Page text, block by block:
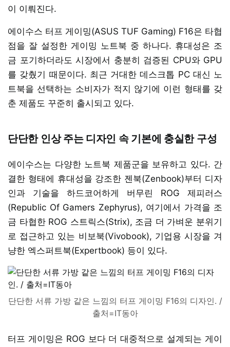
이 이뤄진다.
에이수스 터프 게이밍(ASUS TUF Gaming) F16은 타협
점을 잘 설정한 게이밍 노트북 중 하나다. 휴대성은 조
금 포기하더라도 시장에서 충분히 검증된 CPU와 GPU
를 갖췄기 때문이다. 최근 거대한 데스크톱 PC 대신 노
트북을 선택하는 소비자가 적지 않기에 이런 형태를 갖
춘 제품도 꾸준히 출시되고 있다.
단단한 인상 주는 디자인 속 기본에 충실한 구성
에이수스는 다양한 노트북 제품군을 보유하고 있다. 간
결한 형태에 휴대성을 강조한 젠북(Zenbook)부터 디자
인과 기술을 하드코어하게 버무린 ROG 제피러스
(Republic Of Gamers Zephyrus), 여기에서 가격을 조
금 타협한 ROG 스트릭스(Strix), 조금 더 가벼운 분위기
로 접근하고 있는 비보북(Vivobook), 기업용 시장을 겨
냥한 엑스퍼트북(Expertbook) 등이 있다.
단단한 서류 가방 같은 느낌의 터프 게이밍 F16의 디자인. /
출처=IT동아
터프 게이밍은 ROG 보다 더 대중적으로 설계되는 게이